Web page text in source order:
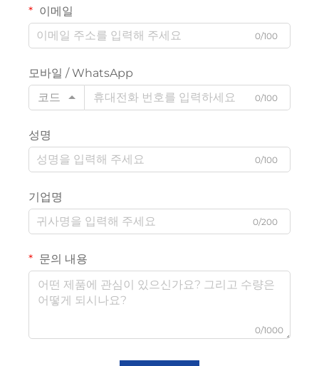
이메일
0/100
모바일 / WhatsApp
코드
0/100
성명
0/100
기업명
0/200
문의 내용
0/1000